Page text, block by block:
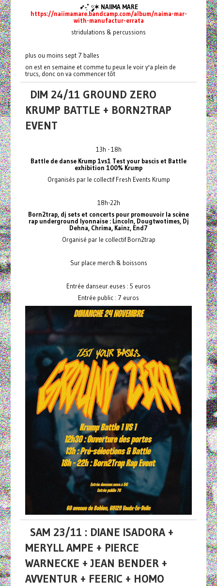
➶-͙˚ ༘✶ NAIIMA MARE
https://naiimamare.bandcamp.com/album/naima-mar-
with-manufactur-errata
stridulations & percussions
plus ou moins sept 7 balles
on est en semaine et comme tu peux le voir y'a plein de
trucs, donc on va commencer tôt
DIM 24/11 GROUND ZERO
KRUMP BATTLE + BORN2TRAP
EVENT
13h - 18h
Battle de danse Krump 1vs1 Test your bascis et Battle
exhibition 100% Krump
Organisés par le collectif Fresh Events Krump
18h-22h
Born2trap, dj sets et concerts pour promouvoir la scène
rap underground lyonnaise : Lincoln, Dougtwotimes, Dj
Dehna, Chrima, Kainz, End7
Organisé par le collectif Born2trap
Sur place merch & boissons
Entrée danseur.euses : 5 euros
Entrée public : 7 euros
SAM 23/11 : DIANE ISADORA +
MERYLL AMPE + PIERCE
WARNECKE + JEAN BENDER +
AVVENTUR + FEERIC + HOMO